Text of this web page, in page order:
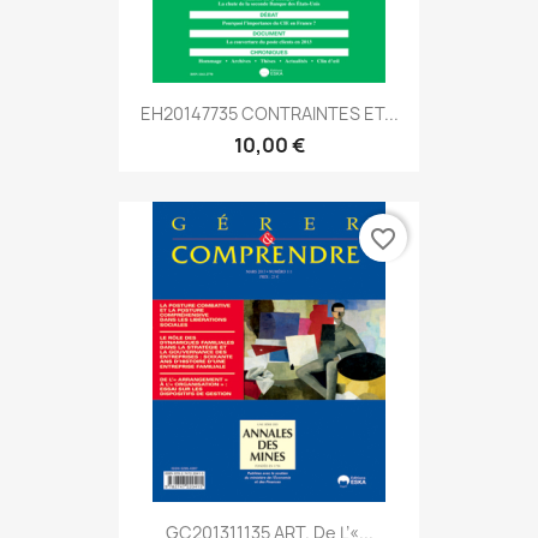
EH20147735 CONTRAINTES ET...
10,00 €
GC201311135 ART. De L’«...
favorite_border